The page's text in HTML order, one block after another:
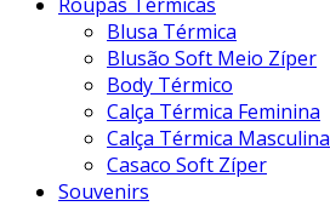
Blusa Térmica
Blusão Soft Meio Zíper
Body Térmico
Calça Térmica Feminina
Calça Térmica Masculina
Casaco Soft Zíper
Souvenirs